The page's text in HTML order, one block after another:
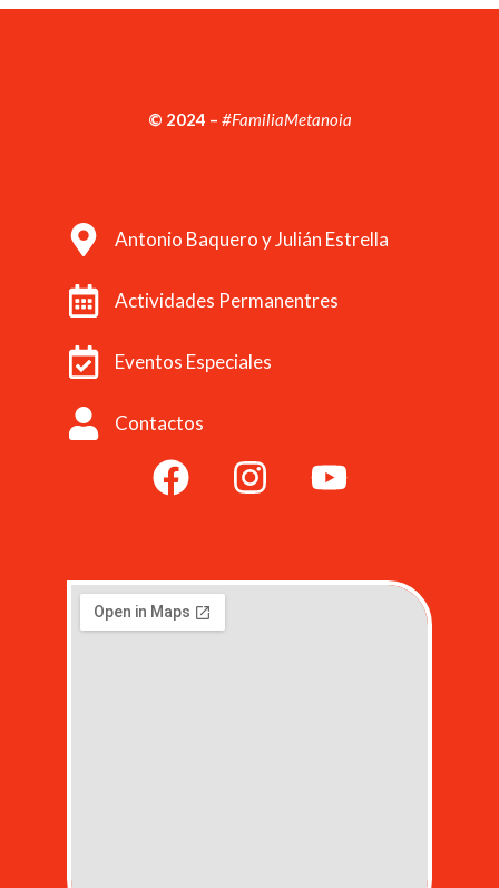
© 2024 – #FamiliaMetanoia
Antonio Baquero y Julián Estrella
Actividades Permanentres
Eventos Especiales
Contactos